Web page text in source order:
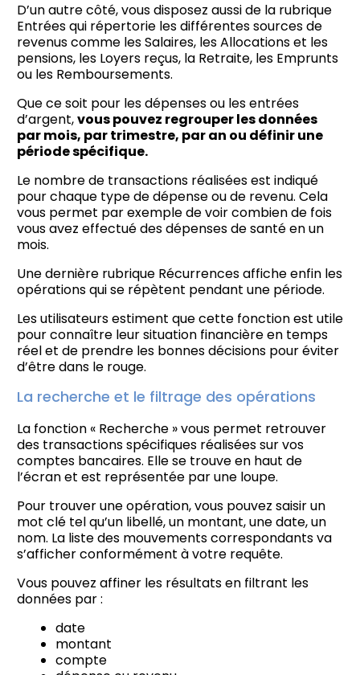
D’un autre côté, vous disposez aussi de la rubrique
Entrées qui répertorie les différentes sources de
revenus comme les Salaires, les Allocations et les
pensions, les Loyers reçus, la Retraite, les Emprunts
ou les Remboursements.
Que ce soit pour les dépenses ou les entrées
d’argent,vous pouvez regrouper les données
par mois, par trimestre, par an ou définir une
période spécifique.
Le nombre de transactions réalisées est indiqué
pour chaque type de dépense ou de revenu. Cela
vous permet par exemple de voir combien de fois
vous avez effectué des dépenses de santé en un
mois.
Une dernière rubrique Récurrences affiche enfin les
opérations qui se répètent pendant une période.
Les utilisateurs estiment que cette fonction est utile
pour connaître leur situation financière en temps
réel et de prendre les bonnes décisions pour éviter
d’être dans le rouge.
La recherche et le filtrage des opérations
La fonction « Recherche » vous permet retrouver
des transactions spécifiques réalisées sur vos
comptes bancaires. Elle se trouve en haut de
l’écran et est représentée par une loupe.
Pour trouver une opération, vous pouvez saisir un
mot clé tel qu’un libellé, un montant, une date, un
nom. La liste des mouvements correspondants va
s’afficher conformément à votre requête.
Vous pouvez affiner les résultats en filtrant les
données par :
date
montant
compte